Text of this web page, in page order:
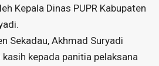
Kepala Dinas PUPR Kabupaten
Sekadau, Akhmad Suryadi
kepada panitia pelaksana